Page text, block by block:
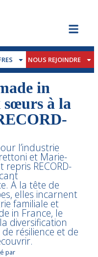
NOUS REJOINDRE
in
sœurs à la
l’industrie
et Marie-
RECORD-
À la tête de
elles incarnent
familiale et
in France, le
diversification
résilience et de
par